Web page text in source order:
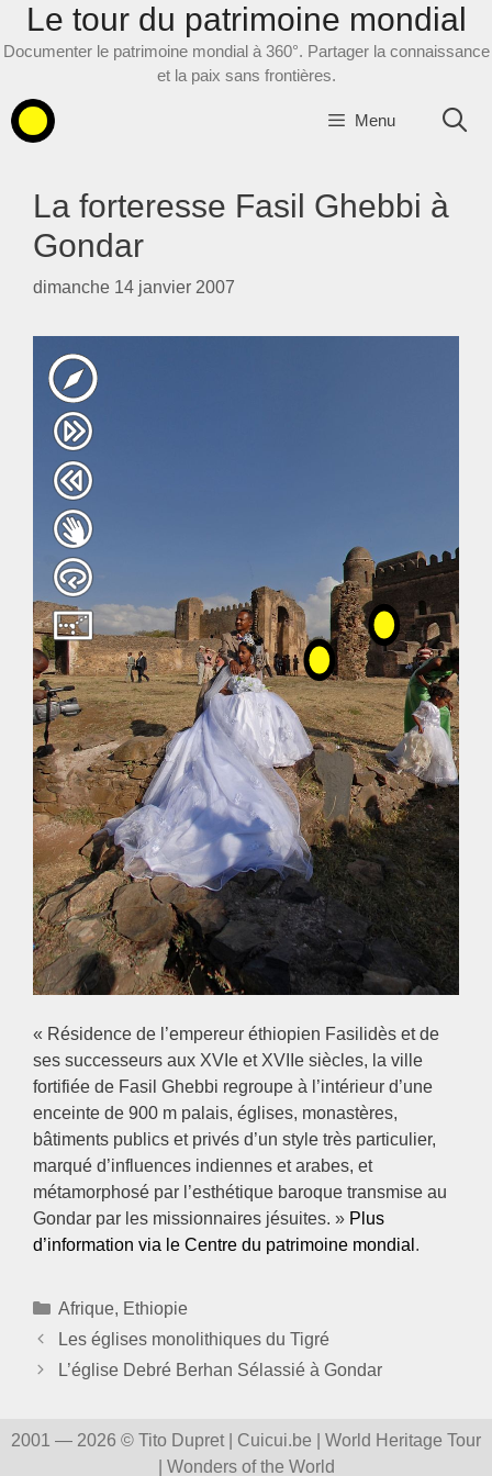
AllerLe tour du patrimoine mondial
Documenter le patrimoine mondial à 360°. Partager la connaissance
et la paix sans frontières.
Menu
La forteresse Fasil Ghebbi à
Gondar
dimanche 14 janvier 2007
« Résidence de l’empereur éthiopien Fasilidès et de
ses successeurs aux XVIe et XVIIe siècles, la ville
fortifiée de Fasil Ghebbi regroupe à l’intérieur d’une
enceinte de 900 m palais, églises, monastères,
bâtiments publics et privés d’un style très particulier,
marqué d’influences indiennes et arabes, et
métamorphosé par l’esthétique baroque transmise au
Gondar par les missionnaires jésuites. » Plus
d’information via le Centre du patrimoine mondial .
Catégories
Afrique, Ethiopie
Les églises monolithiques du Tigré
L’église Debré Berhan Sélassié à Gondar
2001 — 2026 © Tito Dupret | Cuicui.be | World Heritage Tour
| Wonders of the World